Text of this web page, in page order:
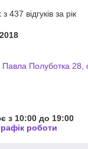
437 відгуків за рік
Полуботка 28,
з 10:00 до 19:00
роботи